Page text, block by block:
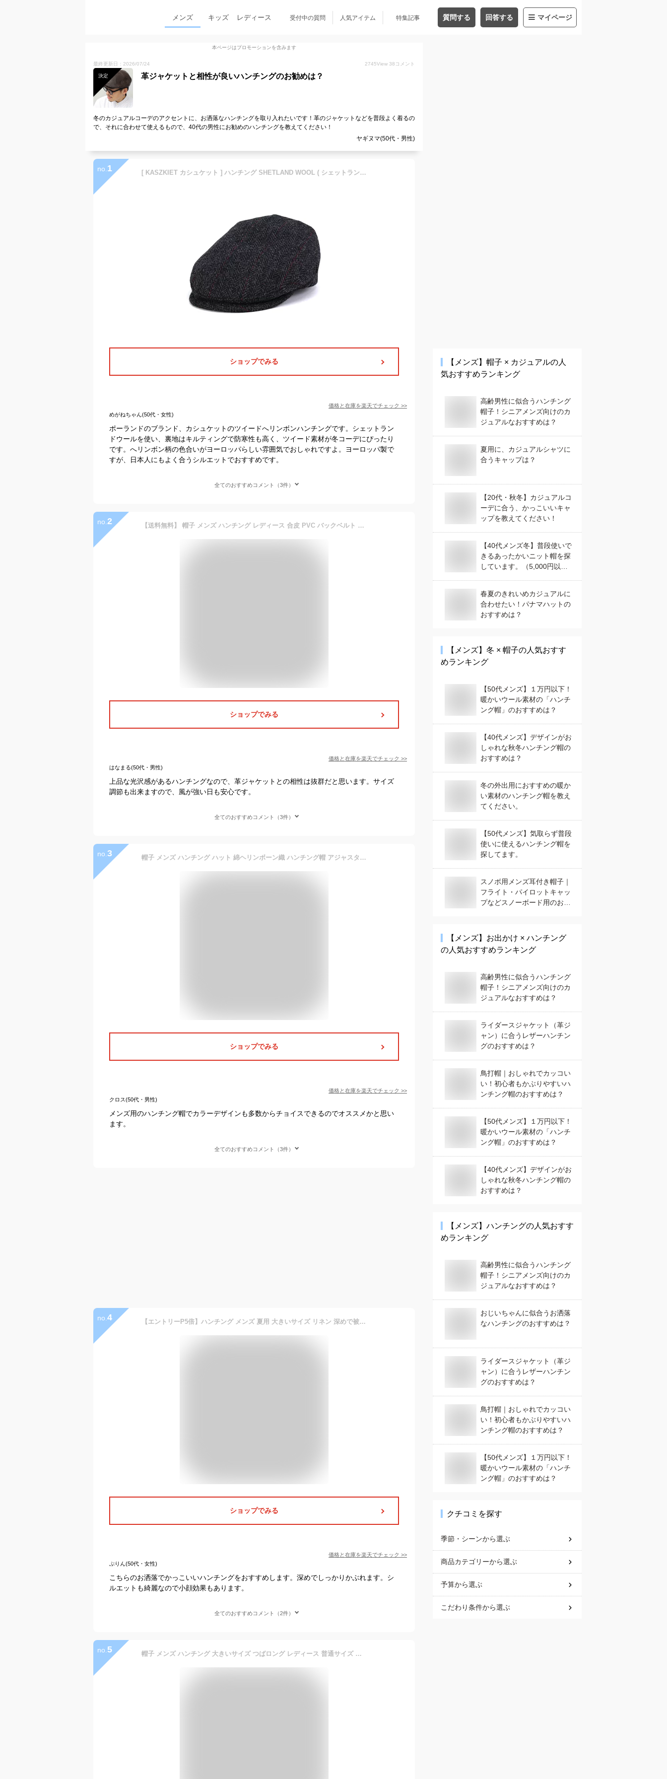
メンズ キッズ レディース 受付中の質問 人気アイテム 特集記事 質問する 回答する マイページ
本ページはプロモーションを含みます
最終更新日：2026/07/24 2745View 38 コメント
決定 革ジャケットと相性が良いハンチングのお勧めは？
冬のカジュアルコーデのアクセントに、お洒落なハンチングを取り入れたいです！革のジャケットなどを普段よく着るの
で、それに合わせて使えるもので、40代の男性にお勧めのハンチングを教えてください！
ヤギヌマ(50代・男性)
no. 1 [ KASZKIET カシュケット ] ハンチング SHETLAND WOOL ( シェットランドウール 100% ) へリンボン ツイード ハンチング 秋冬 ブランド 【帽子】 グレー [ivy cap] 送料無料 敬老の日
ショップでみる
価格と在庫を楽天でチェック >>
めがねちゃん(50代・女性)
ポーランドのブランド、カシュケットのツイードへリンボンハンチングです。シェットラン
ドウールを使い、裏地はキルティングで防寒性も高く、ツイード素材が冬コーデにぴったり
です。へリンボン柄の色合いがヨーロッパらしい雰囲気でおしゃれですよ。ヨーロッパ製で
すが、日本人にもよく合うシルエットでおすすめです。
全てのおすすめコメント（3件）
no. 2 【送料無料】 帽子 メンズ ハンチング レディース 合皮 PVC バックベルト ハンチング 長めのつば 男女兼用 秋冬 ハンチング ぼうし
ショップでみる
価格と在庫を楽天でチェック >>
はなまる(50代・男性)
上品な光沢感があるハンチングなので、革ジャケットとの相性は抜群だと思います。サイズ
調節も出来ますので、風が強い日も安心です。
全てのおすすめコメント（3件）
no. 3 帽子 メンズ ハンチング ハット 綿ヘリンボーン織 ハンチング帽 アジャスター フリーサイズ 大きいサイズ 61cmまで ファッション小物 送料無料【Z3Q】【パケ1】
ショップでみる
価格と在庫を楽天でチェック >>
クロス(50代・男性)
メンズ用のハンチング帽でカラーデザインも多数からチョイスできるのでオススメかと思い
ます。
全てのおすすめコメント（3件）
no. 4 【エントリーP5倍】ハンチング メンズ 夏用 大きいサイズ リネン 深めで被りやすい サイズ調節 ハンチング帽 キャスケット 麻 綿 紳士 キレイなシルエット XL 58cm-63cm MQUM ゴルフ 小顔 hun-658 熱中症対策 通気性 風を通す プレゼント 即納【メール便送料無料】
ショップでみる
価格と在庫を楽天でチェック >>
ぷりん(50代・女性)
こちらのお洒落でかっこいいハンチングをおすすめします。深めでしっかりかぶれます。シ
ルエットも綺麗なので小顔効果もあります。
全てのおすすめコメント（2件）
no. 5 帽子 メンズ ハンチング 大きいサイズ つばロング レディース 普通サイズ ゴルフ キャップ 千鳥帽 春夏 秋冬 つば長 ビックサイズ 無地 シンプル ワッフル生地 男性用 女性用 ゴルフ golf1
【メンズ】 帽子 × カジュアルの人
気おすすめランキング
高齢男性に似合うハンチング
帽子！シニアメンズ向けのカ
ジュアルなおすすめは？
夏用に、カジュアルシャツに
合うキャップは？
【20代・秋冬】カジュアルコ
ーデに合う、かっこいいキャ
ップを教えてください！
【40代メンズ冬】普段使いで
きるあったかいニット帽を探
しています。（5,000円以
春夏のきれいめカジュアルに
合わせたい！パナマハットの
おすすめは？
【メンズ】 冬 × 帽子の人気おすす
めランキング
【50代メンズ】１万円以下！
暖かいウール素材の「ハンチ
ング帽」のおすすめは？
【40代メンズ】デザインがお
しゃれな秋冬ハンチング帽の
おすすめは？
冬の外出用におすすめの暖か
い素材のハンチング帽を教え
てください。
【50代メンズ】気取らず普段
使いに使えるハンチング帽を
探してます。
スノボ用メンズ耳付き帽子｜
フライト・パイロットキャッ
プなどスノーボード用のおす
【メンズ】 お出かけ × ハンチング
の人気おすすめランキング
高齢男性に似合うハンチング
帽子！シニアメンズ向けのカ
ジュアルなおすすめは？
ライダースジャケット（革ジ
ャン）に合うレザーハンチン
グのおすすめは？
鳥打帽｜おしゃれでカッコい
い！初心者もかぶりやすいハ
ンチング帽のおすすめは？
【50代メンズ】１万円以下！
暖かいウール素材の「ハンチ
ング帽」のおすすめは？
【40代メンズ】デザインがお
しゃれな秋冬ハンチング帽の
おすすめは？
【メンズ】 ハンチングの人気おすす
めランキング
高齢男性に似合うハンチング
帽子！シニアメンズ向けのカ
ジュアルなおすすめは？
おじいちゃんに似合うお洒落
なハンチングのおすすめは？
ライダースジャケット（革ジ
ャン）に合うレザーハンチン
グのおすすめは？
鳥打帽｜おしゃれでカッコい
い！初心者もかぶりやすいハ
ンチング帽のおすすめは？
【50代メンズ】１万円以下！
暖かいウール素材の「ハンチ
ング帽」のおすすめは？
クチコミを探す
季節・シーンから選ぶ
商品カテゴリーから選ぶ
予算から選ぶ
こだわり条件から選ぶ